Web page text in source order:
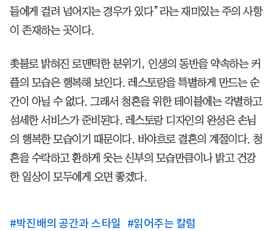
들에게 걸려 넘어지는 경우가 있다”라는 재미있는 주의 사항
이 존재하는 곳이다.
촛불로 밝혀진 로맨틱한 분위기, 인생의 동반을 약속하는 커
플의 모습은 행복해 보인다. 레스토랑을 특별하게 만드는 순
간이 아닐 수 없다. 그래서 청혼을 위한 테이블에는 각별하고
섬세한 서비스가 준비된다. 레스토랑 디자인의 완성은 손님
의 행복한 모습이기 때문이다. 바야흐로 결혼의 계절이다. 청
혼을 수락하고 환하게 웃는 신부의 모습만큼이나 밝고 건강
한 일상이 모두에게 오면 좋겠다.
#박진배의 공간과 스타일 #읽어주는 칼럼